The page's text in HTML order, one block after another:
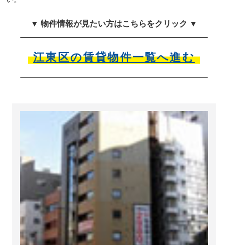
▼ 物件情報が見たい方はこちらをクリック ▼
江東区の賃貸物件一覧へ進む